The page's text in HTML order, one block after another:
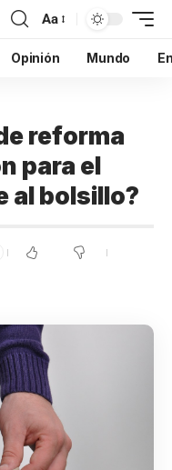
Aa
Opinión Mundo
reforma
para el
al bolsillo?